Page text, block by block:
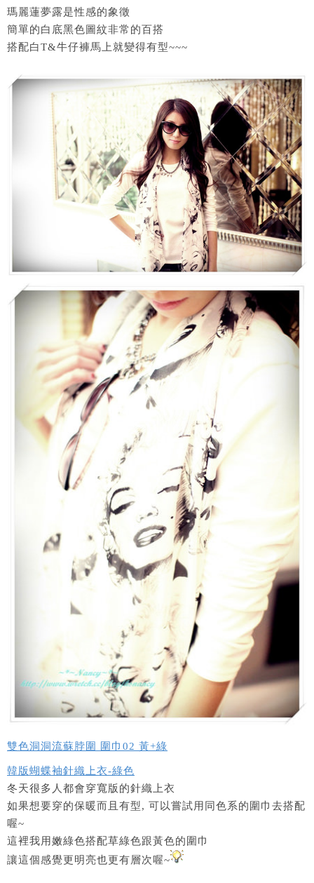
瑪麗蓮夢露是性感的象徵
簡單的白底黑色圖紋非常的百搭
搭配白T&牛仔褲馬上就變得有型~~~
雙色洞洞流蘇脖圍 圍巾02 黃+綠
韓版蝴蝶袖針織上衣-綠色
冬天很多人都會穿寬版的針織上衣
如果想要穿的保暖而且有型, 可以嘗試用同色系的圍巾去搭配
喔~
這裡我用嫩綠色搭配草綠色跟黃色的圍巾
讓這個感覺更明亮也更有層次喔~